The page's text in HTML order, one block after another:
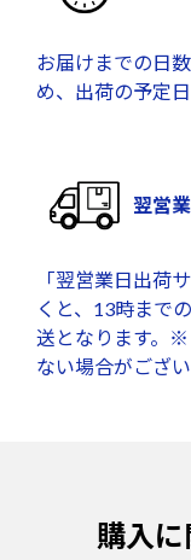
お届けまでの日
め、出荷の予定
翌営
「翌営業日出荷
くと、13時まで
送となります。※
ない場合がござい
購入